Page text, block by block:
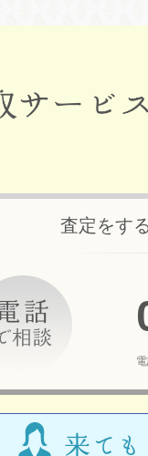
査定をす